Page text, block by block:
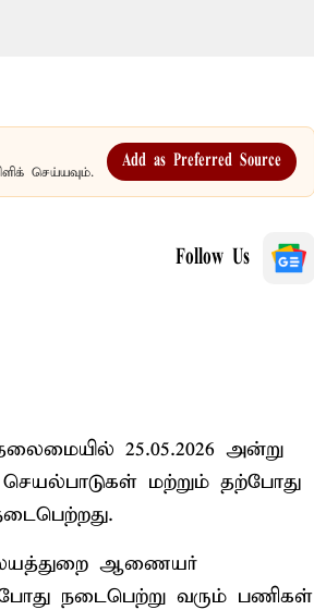
செய்யவும்.
Add as Preferred Source
Follow Us
25.05.2026 அன்று
மற்றும் தற்போது
ஆணையர்
நடைபெற்று வரும் பணிகள்